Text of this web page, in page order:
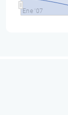
Ene '07